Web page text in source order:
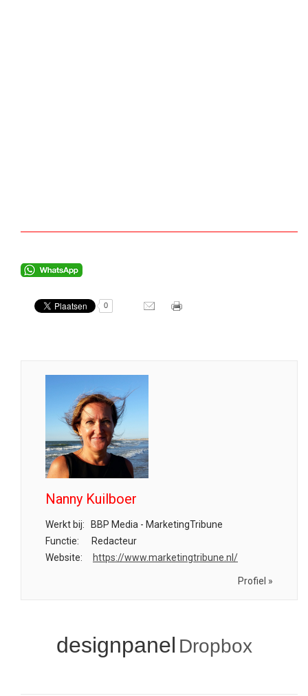
0
Nanny Kuilboer
Werkt bij:
BBP Media - MarketingTribune
Functie:
Redacteur
Website:
https://www.marketingtribune.nl/
Profiel »
designpanel Dropbox